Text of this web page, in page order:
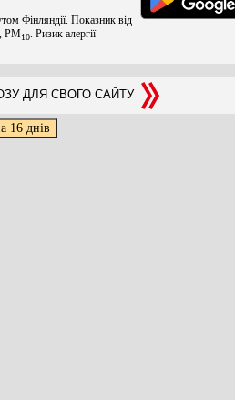
Фінляндії. Показник від
, PM10 . Ризик алергії
ДЛЯ СВОГО САЙТУ